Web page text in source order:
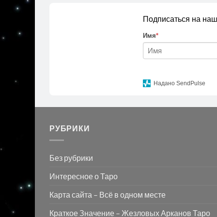
Подписаться на
Имя*
Надано SendPulse
РУБРИКИ
Без рубрики
Интересное о Таро
Карта сайта – Всё в одном месте
Краткое Значение – Жезловых Арканов Таро